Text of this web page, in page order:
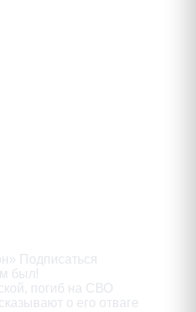
Подписаться
был!
погиб на СВО
о его отваге